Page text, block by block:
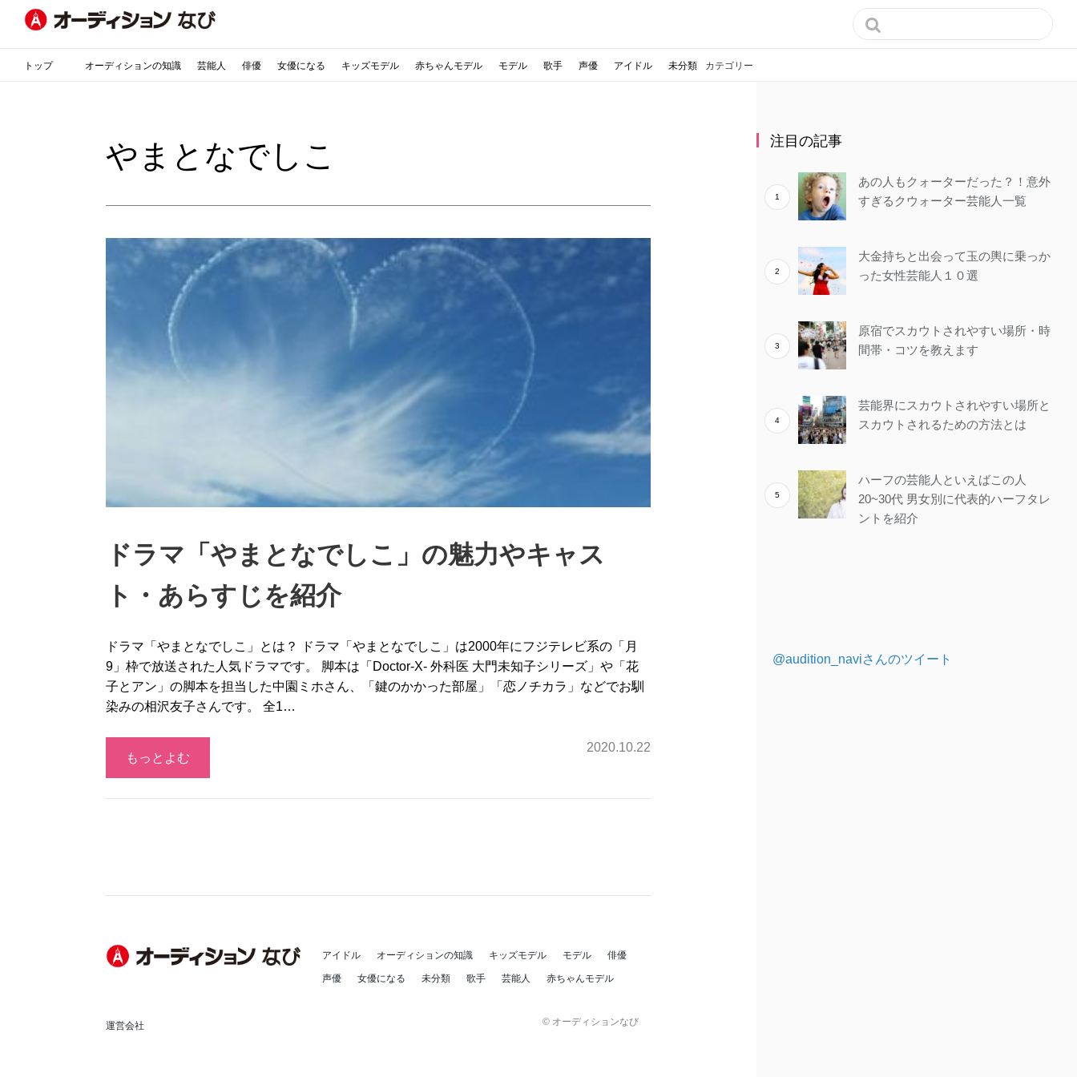

トップ カテゴリー
オーディションの知識 芸能人 俳優 女優になる キッズモデル 赤ちゃんモデル モデル 歌手 声優 アイドル 未分類
やまとなでしこ
ドラマ「やまとなでしこ」の魅力やキャス
ト・あらすじを紹介
ドラマ「やまとなでしこ」とは？ ドラマ「やまとなでしこ」は2000年にフジテレビ系の「月
9」枠で放送された人気ドラマです。 脚本は「Doctor-X- 外科医 大門未知子シリーズ」や「花
子とアン」の脚本を担当した中園ミホさん、「鍵のかかった部屋」「恋ノチカラ」などでお馴
染みの相沢友子さんです。 全1…
もっとよむ
2020.10.22
注目の記事
あの人もクォーターだった？！意外
すぎるクウォーター芸能人一覧
大金持ちと出会って玉の輿に乗っか
った女性芸能人１０選
原宿でスカウトされやすい場所・時
間帯・コツを教えます
芸能界にスカウトされやすい場所と
スカウトされるための方法とは
ハーフの芸能人といえばこの人
20~30代 男女別に代表的ハーフタレ
ントを紹介
@audition_naviさんのツイート
アイドル オーディションの知識 キッズモデル モデル 俳優
声優 女優になる 未分類 歌手 芸能人 赤ちゃんモデル
運営会社 © オーディションなび